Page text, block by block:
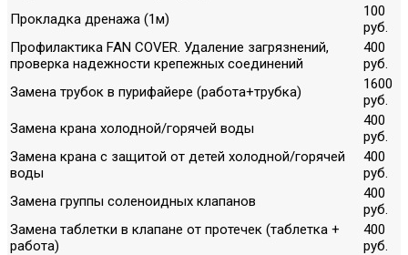
Прокладка дренажа (1м)
100
руб.
Профилактика FAN COVER. Удаление загрязнений,
проверка надежности крепежных соединений
400
руб.
Замена трубок в пурифайере (работа+трубка)
1600
руб.
Замена крана холодной/горячей воды
400
руб.
Замена крана с защитой от детей холодной/горячей
воды
400
руб.
Замена группы соленоидных клапанов
400
руб.
Замена таблетки в клапане от протечек (таблетка +
работа)
400
руб.